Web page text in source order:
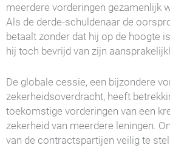
meerdere vorderingen gezamenlijk
Als de derde-schuldenaar de
betaalt zonder dat hij op de hoogte
hij toch bevrijd van zijn
De globale cessie, een bijzondere
zekerheidsoverdracht, heeft
toekomstige vorderingen van een
zekerheid van meerdere leningen.
van de contractspartijen veilig te